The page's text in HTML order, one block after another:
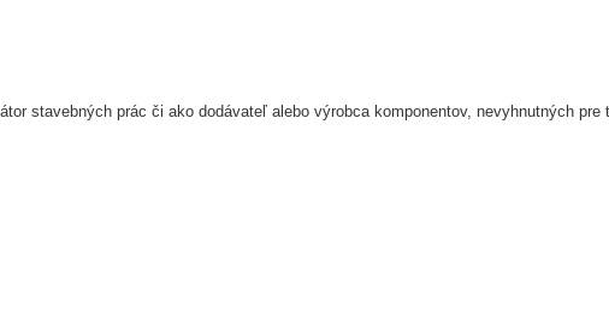
stavebných prác či ako dodávateľ alebo výrobca komponentov, nevyhnutných